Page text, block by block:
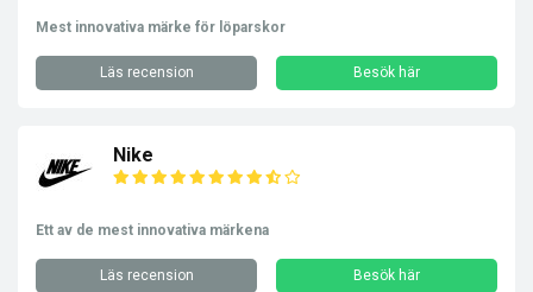
Mest innovativa märke för löparskor
Läs recension Besök här
Nike
Ett av de mest innovativa märkena
Läs recension Besök här